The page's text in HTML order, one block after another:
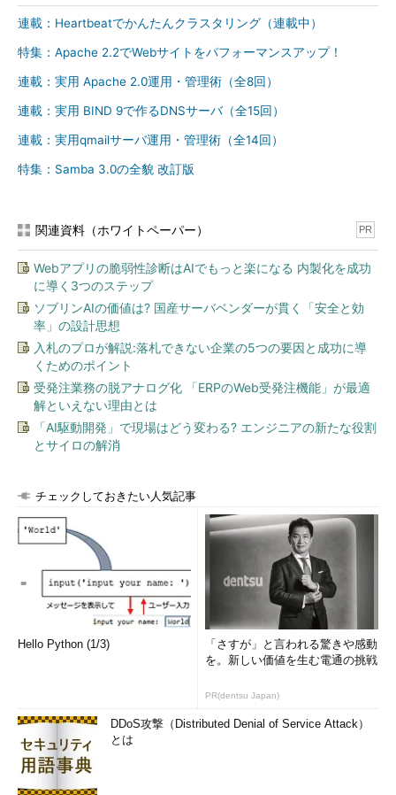
連載：Heartbeatでかんたんクラスタリング（連載中）
特集：Apache 2.2でWebサイトをパフォーマンスアップ！
連載：実用 Apache 2.0運用・管理術（全8回）
連載：実用 BIND 9で作るDNSサーバ（全15回）
連載：実用qmailサーバ運用・管理術（全14回）
特集：Samba 3.0の全貌 改訂版
関連資料（ホワイトペーパー） PR
Webアプリの脆弱性診断はAIでもっと楽になる 内製化を成功
に導く3つのステップ
ソブリンAIの価値は? 国産サーバベンダーが貫く「安全と効
率」の設計思想
入札のプロが解説:落札できない企業の5つの要因と成功に導
くためのポイント
受発注業務の脱アナログ化 「ERPのWeb受発注機能」が最適
解といえない理由とは
「AI駆動開発」で現場はどう変わる? エンジニアの新たな役割
とサイロの解消
チェックしておきたい人気記事
Hello Python (1/3)
「さすが」と言われる驚きや感動
を。新しい価値を生む電通の挑戦
PR(dentsu Japan)
DDoS攻撃（Distributed Denial of Service Attack）
とは